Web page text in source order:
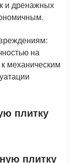
и дренажных
на
механическим
плитку